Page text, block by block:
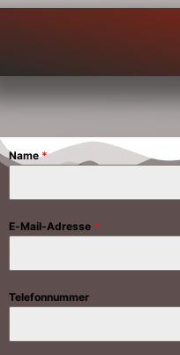
Name*
E-Mail-Adresse *
Telefonnummer